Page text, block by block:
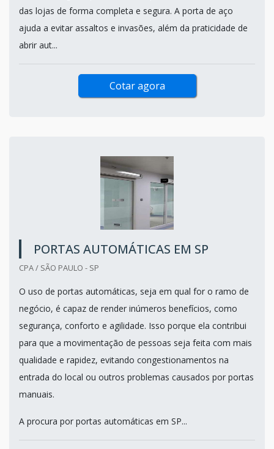
das lojas de forma completa e segura. A porta de aço
ajuda a evitar assaltos e invasões, além da praticidade de
abrir aut...
Cotar agora
PORTAS AUTOMÁTICAS EM SP
CPA / SÃO PAULO - SP
O uso de portas automáticas, seja em qual for o ramo de
negócio, é capaz de render inúmeros benefícios, como
segurança, conforto e agilidade. Isso porque ela contribui
para que a movimentação de pessoas seja feita com mais
qualidade e rapidez, evitando congestionamentos na
entrada do local ou outros problemas causados por portas
manuais.
A procura por portas automáticas em SP...